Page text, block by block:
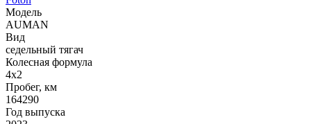
Модель
AUMAN
Вид
седельный тягач
Колесная формула
4x2
Пробег, км
164290
Год выпуска